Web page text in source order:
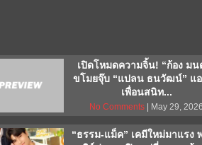
เปิดโหมดความจิ้น! “ก้อง มน
ขโมยจุ๊บ “แปลน ธนวัฒน์” แ
เพื่อนสนิท...
No Comments | May 29, 2026
“ธรรม-แม็ค” เคมีใหม่มาแรง